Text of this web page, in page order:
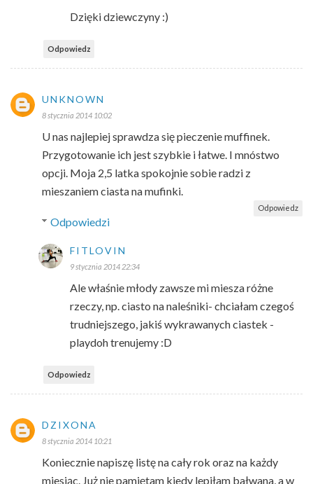
Dzięki dziewczyny :)
Odpowiedz
UNKNOWN
8 stycznia 2014 10:02
U nas najlepiej sprawdza się pieczenie muffinek.
Przygotowanie ich jest szybkie i łatwe. I mnóstwo
opcji. Moja 2,5 latka spokojnie sobie radzi z
mieszaniem ciasta na mufinki.
Odpowiedz
Odpowiedzi
FITLOVIN
9 stycznia 2014 22:34
Ale właśnie młody zawsze mi miesza różne
rzeczy, np. ciasto na naleśniki- chciałam czegoś
trudniejszego, jakiś wykrawanych ciastek -
playdoh trenujemy :D
Odpowiedz
DZIXONA
8 stycznia 2014 10:21
Koniecznie napiszę listę na cały rok oraz na każdy
miesiąc. Już nie pamiętam kiedy lepiłam bałwana, a w